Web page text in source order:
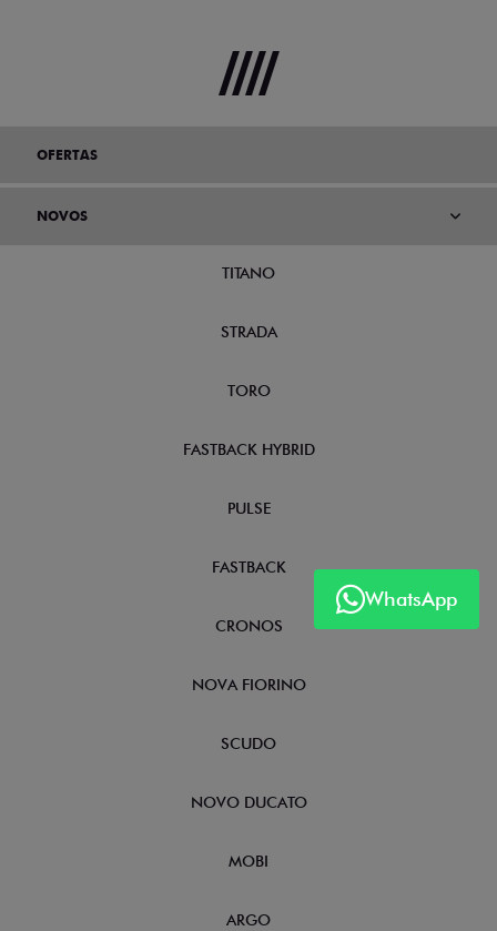
WhatsApp
OFERTAS
NOVOS
TITANO
STRADA
TORO
FASTBACK HYBRID
PULSE
FASTBACK
CRONOS
NOVA FIORINO
SCUDO
NOVO DUCATO
MOBI
ARGO